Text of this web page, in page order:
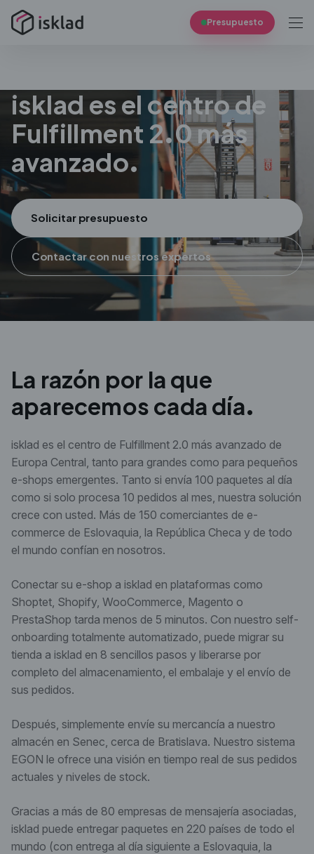
Presupuesto
isklad es el centro de
Fulfillment 2.0 más
avanzado.
Solicitar presupuesto
Contactar con nuestros expertos
La razón por la que
aparecemos cada día.
isklad es el centro de Fulfillment 2.0 más avanzado de
Europa Central, tanto para grandes como para pequeños
e-shops emergentes. Tanto si envía 100 paquetes al día
como si solo procesa 10 pedidos al mes, nuestra solución
crece con usted. Más de 150 comerciantes de e-
commerce de Eslovaquia, la República Checa y de todo
el mundo confían en nosotros.
Conectar su e-shop a isklad en plataformas como
Shoptet, Shopify, WooCommerce, Magento o
PrestaShop tarda menos de 5 minutos. Con nuestro self-
onboarding totalmente automatizado, puede migrar su
tienda a isklad en 8 sencillos pasos y liberarse por
completo del almacenamiento, el embalaje y el envío de
sus pedidos.
Después, simplemente envíe su mercancía a nuestro
almacén en Senec, cerca de Bratislava. Nuestro sistema
EGON le ofrece una visión en tiempo real de sus pedidos
actuales y niveles de stock.
Gracias a más de 80 empresas de mensajería asociadas,
isklad puede entregar paquetes en 220 países de todo el
mundo (con entrega al día siguiente a Eslovaquia, la